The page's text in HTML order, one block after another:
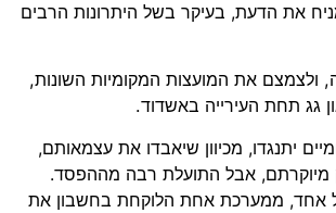
את הדעת, בעיקר בשל היתרונות הרבים
את המועצות המקומיות השונות,
גג תחת העירייה באשדוד.
יתנגדו, מכיוון שיאבדו את עצמאותם,
מיוקרתם, אבל התועלת רבה מההפסד.
אחד, ממערכת אחת הלוקחת בחשבון את